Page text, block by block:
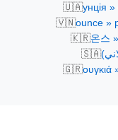
🇺🇦унція
🇻🇳ounce »
🇰🇷온스
🇸🇦
🇬🇷ουγκιά